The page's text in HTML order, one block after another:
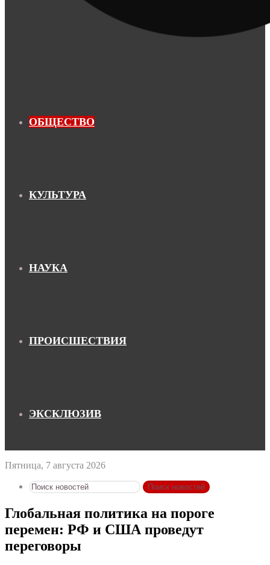
ОБЩЕСТВО
КУЛЬТУРА
НАУКА
ПРОИСШЕСТВИЯ
ЭКСКЛЮЗИВ
Пятница, 7 августа 2026
Поиск новостей
Глобальная политика на пороге
перемен: РФ и США проведут
переговоры